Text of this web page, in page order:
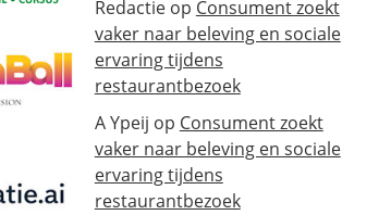
Redactieop Consument zoekt
vaker naar beleving en sociale
ervaring tijdens
restaurantbezoek
A Ypeij op Consument zoekt
vaker naar beleving en sociale
ervaring tijdens
restaurantbezoek